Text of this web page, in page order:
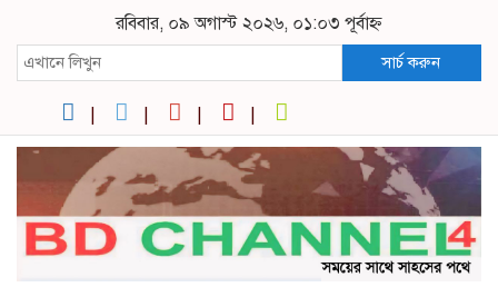
রবিবার, ০৯ অগাস্ট ২০২৬, ০১:০৩ পূর্বাহ্ন
সার্চ করুন